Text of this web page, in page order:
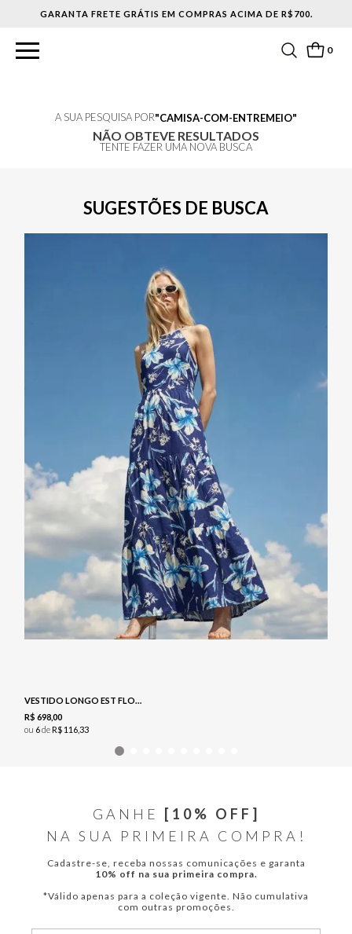
GARANTA FRETE GRÁTIS EM COMPRAS ACIMA DE R$700.
0
A SUA PESQUISA POR CAMISA-COM-ENTREMEIO
NÃO OBTEVE RESULTADOS
TENTE FAZER UMA NOVA BUSCA
SUGESTÕES DE BUSCA
VESTIDO LONGO EST FLORAL - NAVY
R$ 69800
ou 6deR$ 11633
GANHE
[10% OFF]
NA SUA PRIMEIRA COMPRA!
Cadastre-se, receba nossas comunicações e garanta
10% off na sua primeira compra.
*Válido apenas para a coleção vigente. Não cumulativa
com outras promoções.